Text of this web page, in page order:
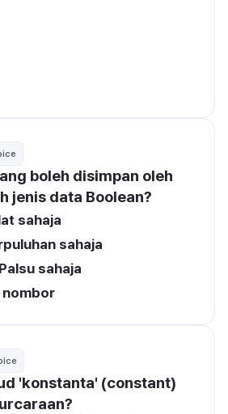
boleh disimpan oleh
jenis data Boolean?
sahaja
sahaja
sahaja
nombor
'konstanta' (constant)